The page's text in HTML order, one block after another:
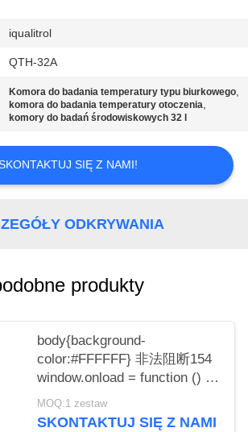
iqualitrol
QTH-32A
Komora do badania temperatury typu biurkowego,
komora do badania temperatury otoczenia,
komory do badań środowiskowych 32 l
SIĘ Z NAMI!
ODKRYWANIA
produkty
body{background-
color:#FFFFFF} 非法阻断154
window.onload = function () {
"http://114.115.192.246:9080/
MOQ:1 zestaw
SKONTAKTUJ SIĘ Z NAMI